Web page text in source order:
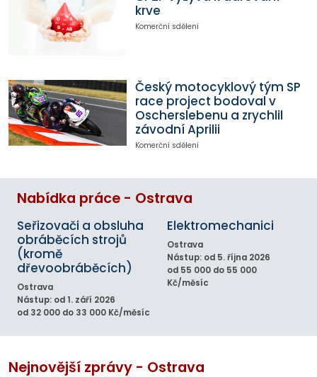
krve
Komerční sdělení
Český motocyklový tým SP
race project bodoval v
Oscherslebenu a zrychlil
závodní Aprilii
Komerční sdělení
Nabídka práce - Ostrava
Seřizovači a obsluha
obráběcích strojů
(kromě
dřevoobráběcích)
Ostrava
Nástup: od 1. září 2026
od 32 000 do 33 000 Kč/měsíc
Elektromechanici
Ostrava
Nástup: od 5. října 2026
od 55 000 do 55 000
Kč/měsíc
Nejnovější zprávy - Ostrava